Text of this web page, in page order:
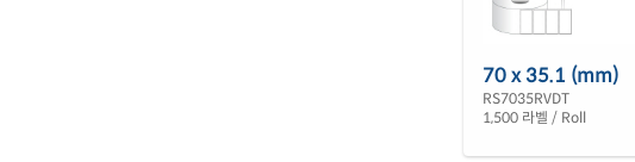
70 x 35.1 (mm)
RS7035RVDT
1,500 라벨 / Roll